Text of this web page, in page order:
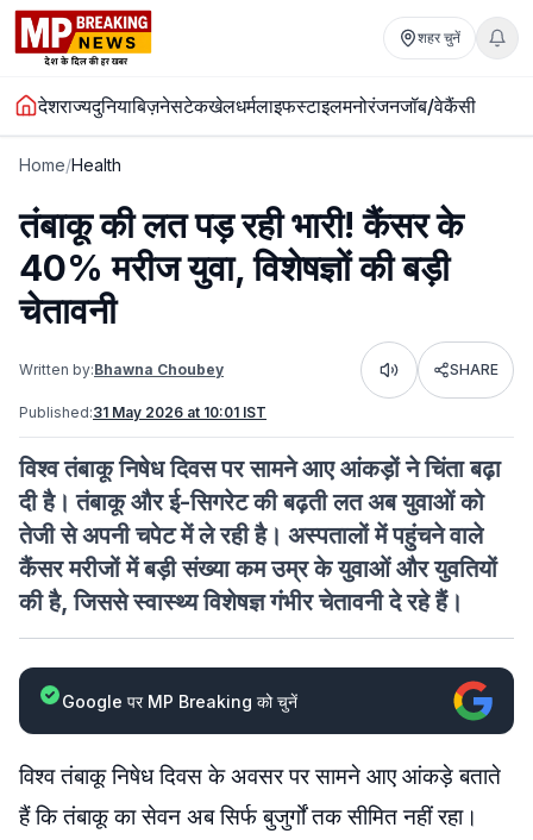
शहर चुनें
देशराज्यदुनियाबिज़नेसटेकखेलधर्मलाइफस्टाइलमनोरंजनजॉब/वेकैंसी
Home/Health
तंबाकू की लत पड़ रही भारी! कैंसर के
40% मरीज युवा, विशेषज्ञों की बड़ी
चेतावनी
Written by:Bhawna Choubey Listen SHARE
Published:31 May 2026 at 10:01 IST
विश्व तंबाकू निषेध दिवस पर सामने आए आंकड़ों ने चिंता बढ़ा
दी है। तंबाकू और ई-सिगरेट की बढ़ती लत अब युवाओं को
तेजी से अपनी चपेट में ले रही है। अस्पतालों में पहुंचने वाले
कैंसर मरीजों में बड़ी संख्या कम उम्र के युवाओं और युवतियों
की है, जिससे स्वास्थ्य विशेषज्ञ गंभीर चेतावनी दे रहे हैं।
Google पर MP Breaking को चुनें
विश्व तंबाकू निषेध दिवस के अवसर पर सामने आए आंकड़े बताते
हैं कि तंबाकू का सेवन अब सिर्फ बुजुर्गों तक सीमित नहीं रहा।